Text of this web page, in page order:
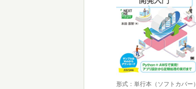
形式：単行本（ソフトカバー）